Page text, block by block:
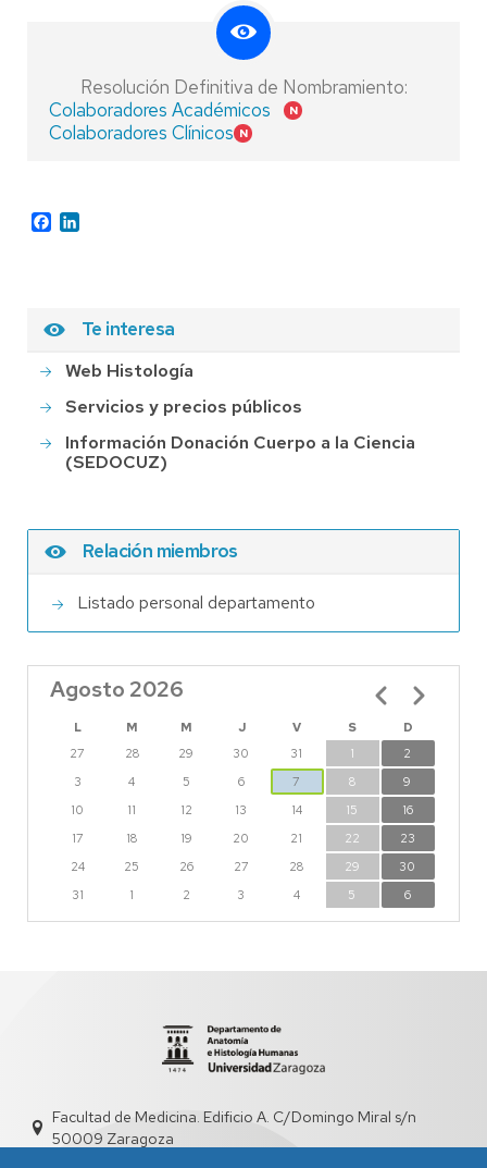
Resolución Definitiva de Nombramiento:
Colaboradores Académicos
Colaboradores Clínicos
Facebook
Te interesa
Web Histología
Servicios y precios públicos
Información Donación Cuerpo a la Ciencia
(SEDOCUZ)
Relación miembros
Listado personal departamento
Agosto 2026
L M M J V S
D
27
28 29 30 31 1
2
3
4 5 6 7 8
9
10
11 12 13 14 15
16
17
18 19 20 21 22
23
24
25 26 27 28 29
30
31
1 2 3 4 5 6
Paginación
Facultad de Medicina. Edificio A. C/Domingo Miral s/n
50009 Zaragoza